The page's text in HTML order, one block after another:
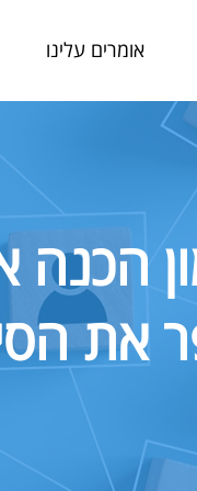
אומרים עלינו
הכנה
את